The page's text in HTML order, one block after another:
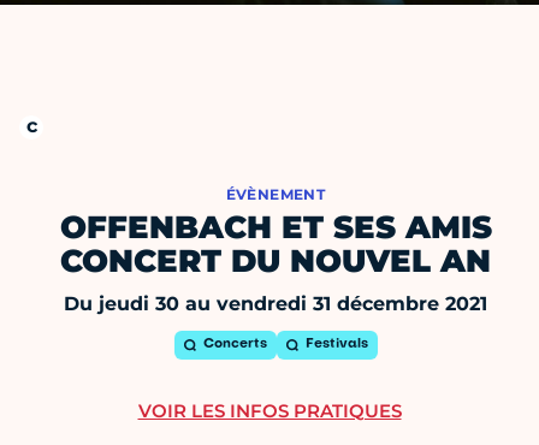
ÉVÈNEMENT
OFFENBACH ET SES AMIS
CONCERT DU NOUVEL AN
Du jeudi 30 au vendredi 31 décembre 2021
Concerts Festivals
VOIR LES INFOS PRATIQUES